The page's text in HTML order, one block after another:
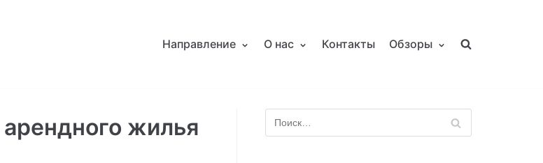
Направление О нас Контакты Обзоры
жилья